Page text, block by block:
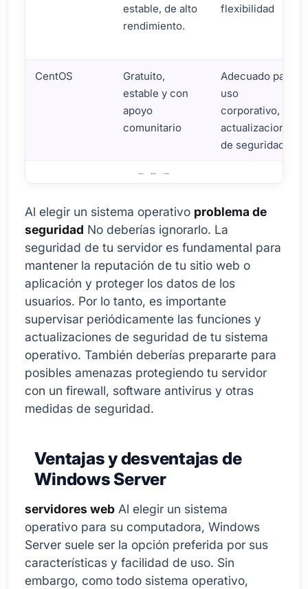
estable, de alto
rendimiento.
flexibilidad
CentOS
Gratuito,
estable y con
apoyo
comunitario
Adecuado para
uso
corporativo,
actualizaciones
de seguridad.
Al elegir un sistema operativo problema de
seguridad No deberías ignorarlo. La
seguridad de tu servidor es fundamental para
mantener la reputación de tu sitio web o
aplicación y proteger los datos de los
usuarios. Por lo tanto, es importante
supervisar periódicamente las funciones y
actualizaciones de seguridad de tu sistema
operativo. También deberías prepararte para
posibles amenazas protegiendo tu servidor
con un firewall, software antivirus y otras
medidas de seguridad.
Ventajas y desventajas de
Windows Server
servidores web Al elegir un sistema
operativo para su computadora, Windows
Server suele ser la opción preferida por sus
características y facilidad de uso. Sin
embargo, como todo sistema operativo,